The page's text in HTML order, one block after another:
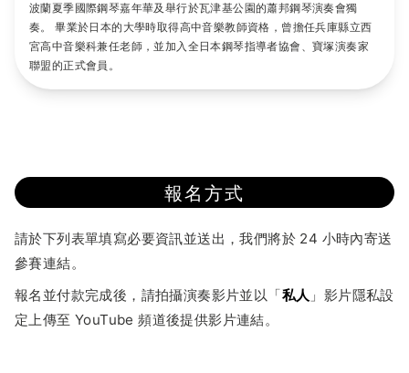
波蘭夏季國際鋼琴嘉年華及舉行於瓦津基公園的蕭邦鋼琴演奏會獨
奏。 畢業於日本的大學時取得高中音樂教師資格，曾擔任兵庫縣立西
宮高中音樂科兼任老師，並加入全日本鋼琴指導者協會、寶塚演奏家
聯盟的正式會員。
報名方式
請於下列表單填寫必要資訊並送出，我們將於 24 小時內寄送
參賽連結。
報名並付款完成後，請拍攝演奏影片並以「私人 」影片隱私設
定上傳至 YouTube 頻道後提供影片連結。